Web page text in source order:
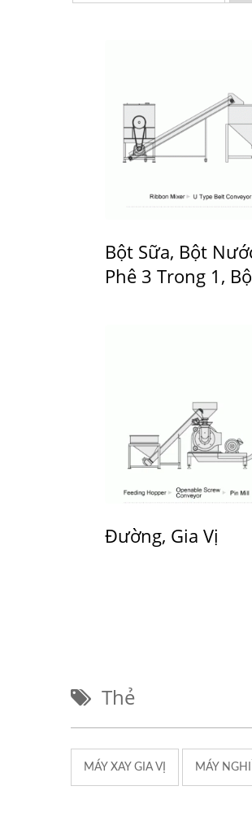
Bột Sữa, Bột
Phê 3 Trong 1,
Đường, Gia Vị
Thẻ
MÁY XAY GIA VỊ MÁY